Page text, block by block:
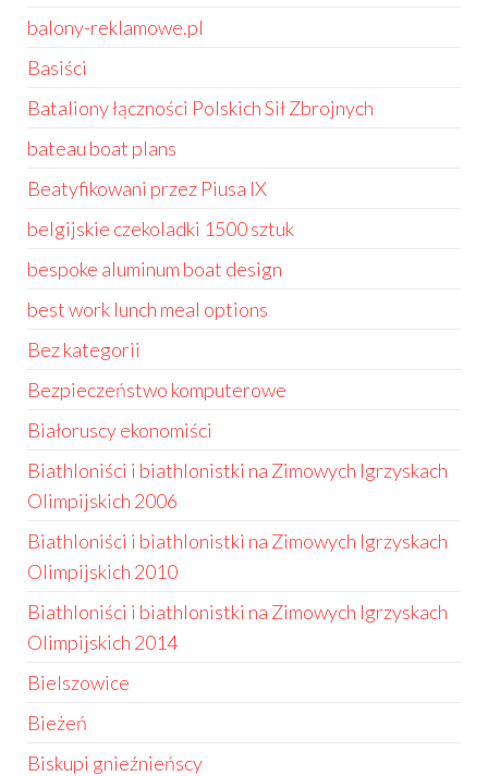
balony-reklamowe.pl
Basiści
Bataliony łączności Polskich Sił Zbrojnych
bateau boat plans
Beatyfikowani przez Piusa IX
belgijskie czekoladki 1500 sztuk
bespoke aluminum boat design
best work lunch meal options
Bez kategorii
Bezpieczeństwo komputerowe
Białoruscy ekonomiści
Biathloniści i biathlonistki na Zimowych Igrzyskach
Olimpijskich 2006
Biathloniści i biathlonistki na Zimowych Igrzyskach
Olimpijskich 2010
Biathloniści i biathlonistki na Zimowych Igrzyskach
Olimpijskich 2014
Bielszowice
Bieżeń
Biskupi gnieźnieńscy